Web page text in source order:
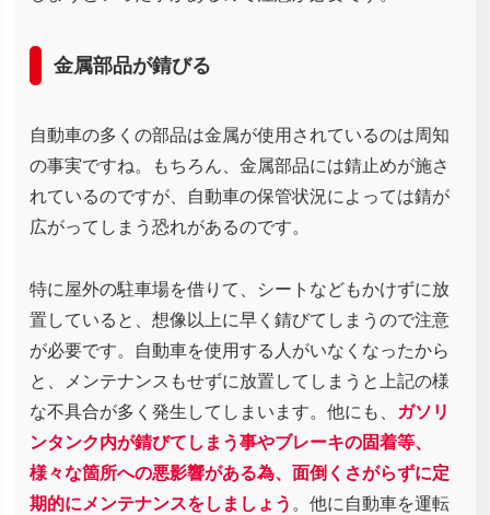
金属部品が錆びる
自動車の多くの部品は金属が使用されているのは周知
の事実ですね。もちろん、金属部品には錆止めが施さ
れているのですが、自動車の保管状況によっては錆が
広がってしまう恐れがあるのです。
特に屋外の駐車場を借りて、シートなどもかけずに放
置していると、想像以上に早く錆びてしまうので注意
が必要です。自動車を使用する人がいなくなったから
と、メンテナンスもせずに放置してしまうと上記の様
な不具合が多く発生してしまいます。他にも、
ガソリ
ンタンク内が錆びてしまう事やブレーキの固着等、
様々な箇所への悪影響がある為、面倒くさがらずに定
期的にメンテナンスをしましょう 。他に自動車を運転